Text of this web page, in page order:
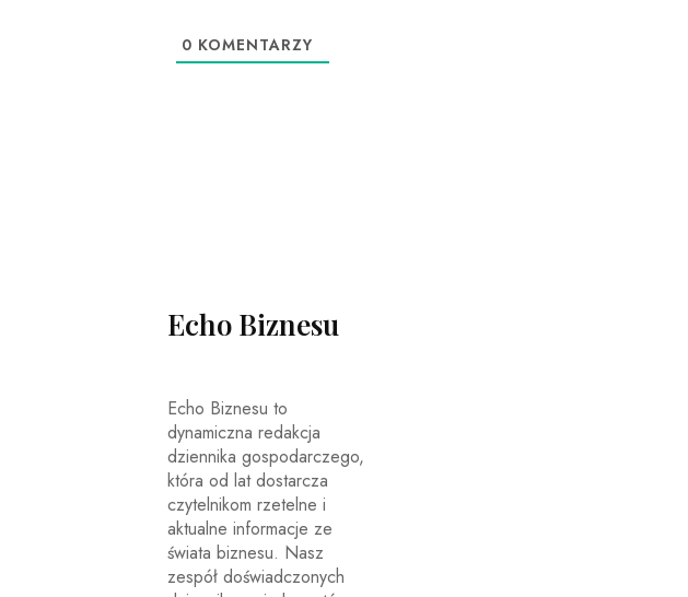
0 KOMENTARZY
Echo Biznesu
Echo Biznesu to
dynamiczna redakcja
dziennika gospodarczego,
która od lat dostarcza
czytelnikom rzetelne i
aktualne informacje ze
świata biznesu. Nasz
zespół doświadczonych